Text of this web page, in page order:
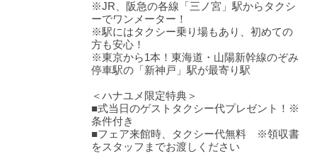
※JR、阪急の各線「三ノ宮」駅からタクシ
ーでワンメーター！
※駅にはタクシー乗り場もあり、初めての
方も安心！
※東京から1本！東海道・山陽新幹線のぞみ
停車駅の「新神戸」駅が最寄り駅
＜ハナユメ限定特典＞
■式当日のゲストタクシー代プレゼント！※
条件付き
■フェア来館時、タクシー代無料 ※領収書
をスタッフまでお渡しください